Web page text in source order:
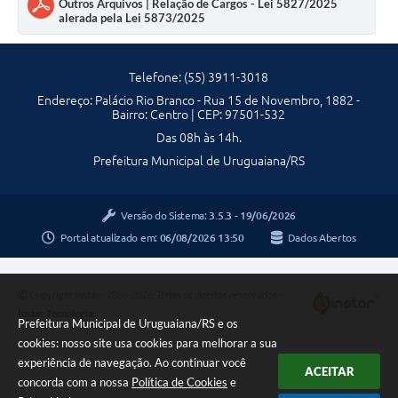
Prefeitura Municipal de Uruguaiana/RS e os
cookies: nosso site usa cookies para melhorar a sua
experiência de navegação. Ao continuar você
concorda com a nossa Política de Cookies e
ACEITAR
Contratos
Obras
Outros Arquivos | Relação de Cargos - Lei 5827/2025
alerada pela Lei 5873/2025
Telefone: (55) 3911-3018
Endereço: Palácio Rio Branco - Rua 15 de Novembro, 1882 -
Bairro: Centro | CEP: 97501-532
Das 08h às 14h.
Prefeitura Municipal de Uruguaiana/RS
Versão do Sistema: 3.5.3 - 19/06/2026
Portal atualizado em: 06/08/2026 13:50 Dados Abertos